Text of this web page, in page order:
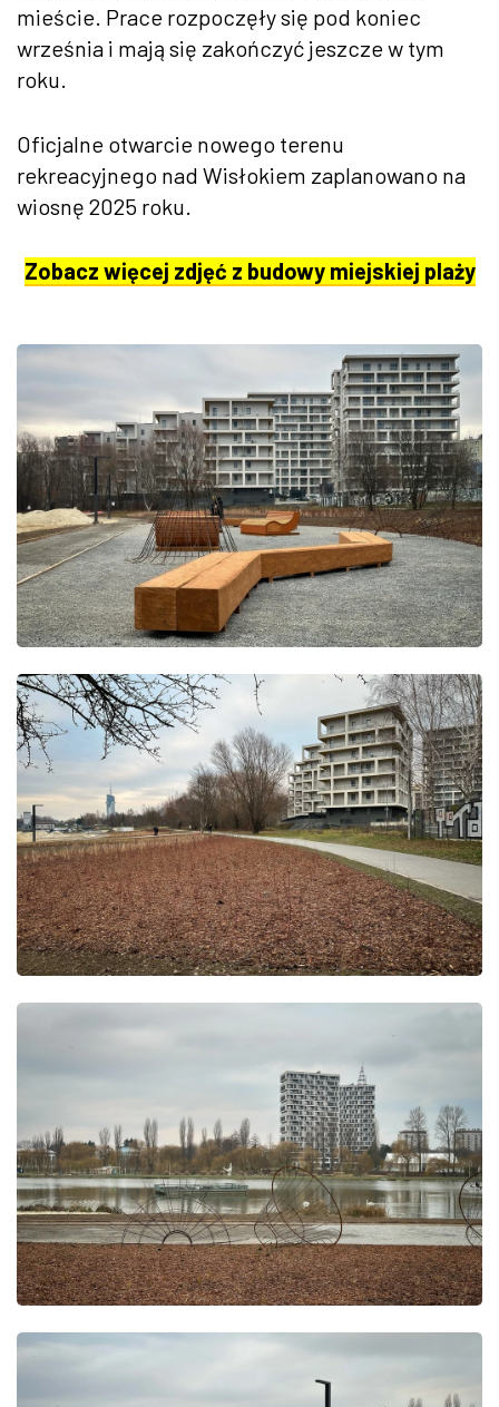
mieście. Prace rozpoczęły się pod koniec
września i mają się zakończyć jeszcze w tym
roku.
Oficjalne otwarcie nowego terenu
rekreacyjnego nad Wisłokiem zaplanowano na
wiosnę 2025 roku.
Zobacz więcej zdjęć z budowy miejskiej plaży